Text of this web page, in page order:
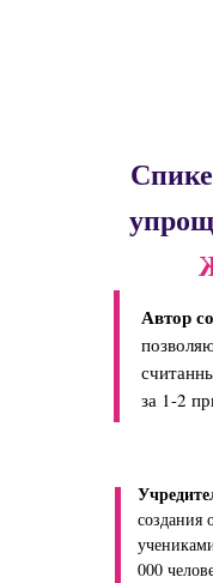
Автор
за 1-2
создания
000